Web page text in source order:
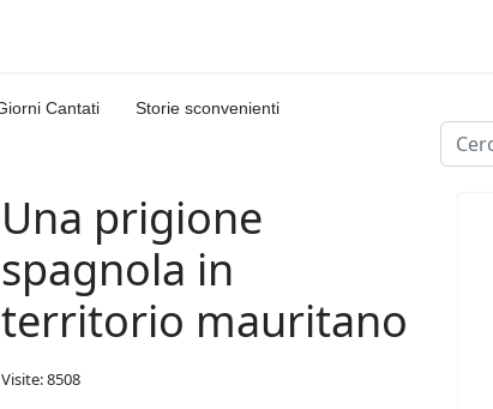
Cantati Storie sconvenienti
Cerca
Una prigione
spagnola in
territorio mauritano
Visite: 8508